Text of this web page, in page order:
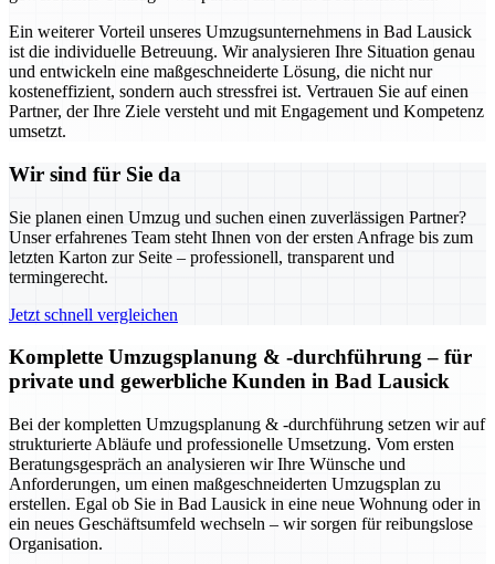
Ein weiterer Vorteil unseres Umzugsunternehmens in Bad Lausick
ist die individuelle Betreuung. Wir analysieren Ihre Situation genau
und entwickeln eine maßgeschneiderte Lösung, die nicht nur
kosteneffizient, sondern auch stressfrei ist. Vertrauen Sie auf einen
Partner, der Ihre Ziele versteht und mit Engagement und Kompetenz
umsetzt.
Wir sind für Sie da
Sie planen einen Umzug und suchen einen zuverlässigen Partner?
Unser erfahrenes Team steht Ihnen von der ersten Anfrage bis zum
letzten Karton zur Seite – professionell, transparent und
termingerecht.
Jetzt schnell vergleichen
Komplette Umzugsplanung & -durchführung – für
private und gewerbliche Kunden in Bad Lausick
Bei der kompletten Umzugsplanung & -durchführung setzen wir auf
strukturierte Abläufe und professionelle Umsetzung. Vom ersten
Beratungsgespräch an analysieren wir Ihre Wünsche und
Anforderungen, um einen maßgeschneiderten Umzugsplan zu
erstellen. Egal ob Sie in Bad Lausick in eine neue Wohnung oder in
ein neues Geschäftsumfeld wechseln – wir sorgen für reibungslose
Organisation.